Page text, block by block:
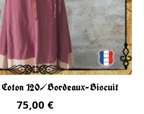
Coton 120/Bordeaux-Biscuit
75,00 €